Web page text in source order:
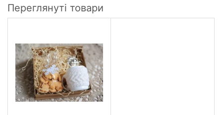
Переглянуті товари